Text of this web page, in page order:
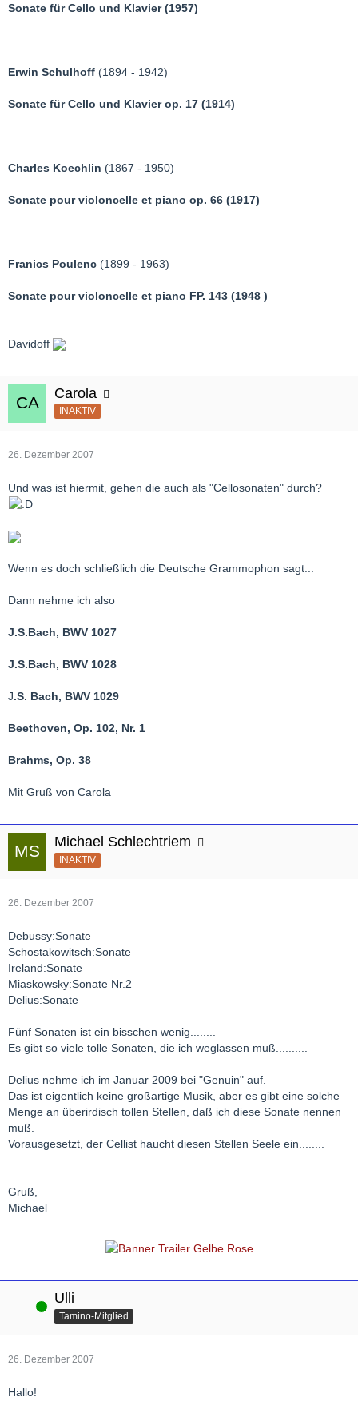
Sonate für Cello und Klavier (1957)
Erwin Schulhoff (1894 - 1942)
Sonate für Cello und Klavier op. 17 (1914)
Charles Koechlin (1867 - 1950)
Sonate pour violoncelle et piano op. 66 (1917)
Franics Poulenc (1899 - 1963)
Sonate pour violoncelle et piano FP. 143 (1948 )
Davidoff
Carola
INAKTIV
26. Dezember 2007
Und was ist hiermit, gehen die auch als "Cellosonaten" durch?
Wenn es doch schließlich die Deutsche Grammophon sagt...
Dann nehme ich also
J.S.Bach, BWV 1027
J.S.Bach, BWV 1028
J.S. Bach, BWV 1029
Beethoven, Op. 102, Nr. 1
Brahms, Op. 38
Mit Gruß von Carola
Michael Schlechtriem
INAKTIV
26. Dezember 2007
Debussy:Sonate
Schostakowitsch:Sonate
Ireland:Sonate
Miaskowsky:Sonate Nr.2
Delius:Sonate
Fünf Sonaten ist ein bisschen wenig........
Es gibt so viele tolle Sonaten, die ich weglassen muß..........
Delius nehme ich im Januar 2009 bei "Genuin" auf.
Das ist eigentlich keine großartige Musik, aber es gibt eine solche
Menge an überirdisch tollen Stellen, daß ich diese Sonate nennen
muß.
Vorausgesetzt, der Cellist haucht diesen Stellen Seele ein........
Gruß,
Michael
Online Ulli
Tamino-Mitglied
26. Dezember 2007
Hallo!